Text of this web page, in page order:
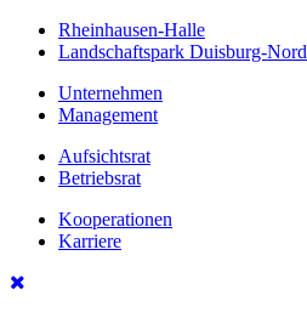
Rheinhausen-Halle
Landschaftspark Duisburg-Nord
Unternehmen
Management
Aufsichtsrat
Betriebsrat
Kooperationen
Karriere